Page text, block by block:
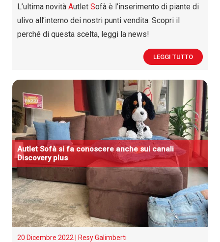
L’ultima novità Autlet Sofà è l’inserimento di piante di
ulivo all’interno dei nostri punti vendita. Scopri il
perché di questa scelta, leggi la news!
LEGGI TUTTO
AutletSofà si fa conoscere anche sui canali
Discovery plus
20 Dicembre 2022 | Resy Galimberti